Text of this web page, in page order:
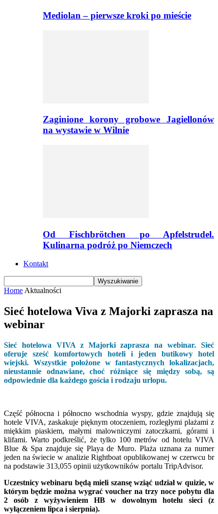
Mediolan – pierwsze kroki po mieście
Zaginione korony grobowe Jagiellonów
na wystawie w Wilnie
Od Fischbrötchen po Apfelstrudel.
Kulinarna podróż po Niemczech
Kontakt
Home Aktualności
Sieć hotelowa Viva z Majorki zaprasza na
webinar
Sieć hotelowa VIVA z Majorki zaprasza na webinar. Sieć
oferuje sześć komfortowych hoteli i jeden butikowy hotel
wiejski. Wszystkie położone w fantastycznych lokalizacjach,
nieustannie odnawiane, choć różniące się między sobą, są
odpowiednie dla każdego gościa i rodzaju urlopu.
Część północna i północno wschodnia wyspy, gdzie znajdują się
hotele VIVA, zaskakuje pięknym otoczeniem, rozległymi plażami z
miękkim piaskiem, małymi malowniczymi zatoczkami, górami i
klifami. Warto podkreślić, że tylko 100 metrów od hotelu VIVA
Blue & Spa znajduje się Playa de Muro. Plaża uznana za numer
jeden na świecie w analizie Rightboat opublikowanej w czerwcu br
na podstawie 313,055 opinii użytkowników portalu TripAdvisor.
Uczestnicy webinaru będą mieli szansę wziąć udział w quizie, w
którym będzie można wygrać voucher na trzy noce pobytu dla
2 osób z wyżywieniem HB w dowolnym hotelu sieci (z
wyłączeniem lipca i sierpnia).